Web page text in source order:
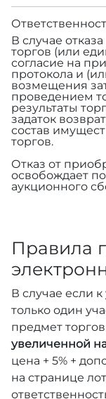
В случае
торгов (или
согласие на
протокола и
возмещения
проведением
результаты
задаток
состав
торгов.
Отказ от
освобождает
аукционного
Правила
В случае если
только один
предмет
увеличенной
цена + 5% +
на странице